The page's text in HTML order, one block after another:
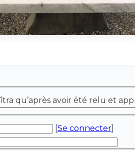
qu’après avoir été relu et
[Se connecter]